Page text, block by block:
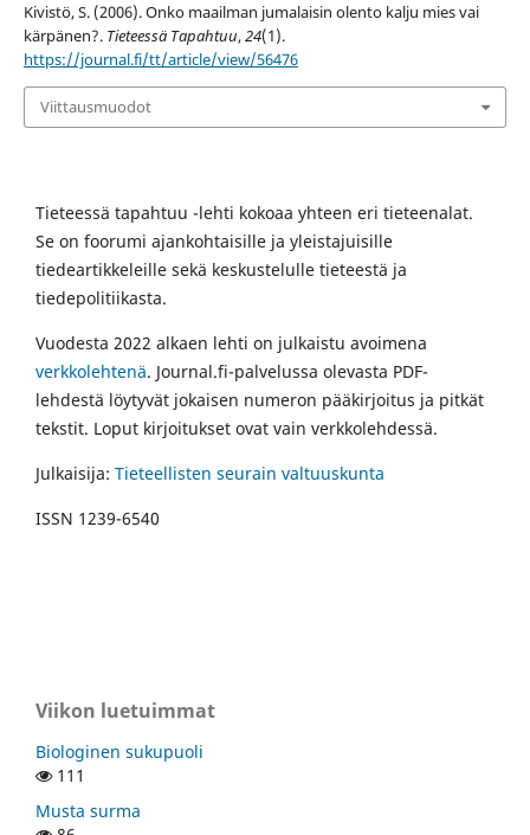
Kivistö, S. (2006). Onko maailman jumalaisin olento kalju mies vai
kärpänen?. Tieteessä Tapahtuu,24(1).
https://journal.fi/tt/article/view/56476
Viittausmuodot
Tieteessä tapahtuu -lehti kokoaa yhteen eri tieteenalat.
Se on foorumi ajankohtaisille ja yleistajuisille
tiedeartikkeleille sekä keskustelulle tieteestä ja
tiedepolitiikasta.
Vuodesta 2022 alkaen lehti on julkaistu avoimena
verkkolehtenä. Journal.fi-palvelussa olevasta PDF-
lehdestä löytyvät jokaisen numeron pääkirjoitus ja pitkät
tekstit. Loput kirjoitukset ovat vain verkkolehdessä.
Julkaisija: Tieteellisten seurain valtuuskunta
ISSN 1239-6540
Viikon luetuimmat
Biologinen sukupuoli
111
Musta surma